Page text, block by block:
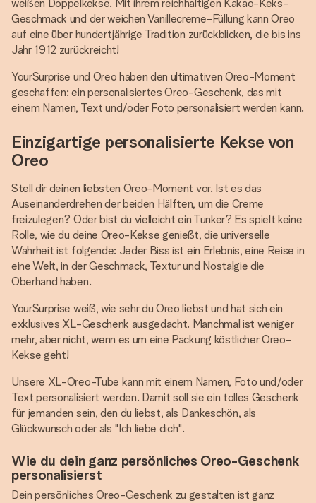
weißen Doppelkekse. Mit ihrem reichhaltigen Kakao-Keks-
Geschmack und der weichen Vanillecreme-Füllung kann Oreo
auf eine über hundertjährige Tradition zurückblicken, die bis ins
Jahr 1912 zurückreicht!
YourSurprise und Oreo haben den ultimativen Oreo-Moment
geschaffen: ein personalisiertes Oreo-Geschenk, das mit
einem Namen, Text und/oder Foto personalisiert werden kann.
Einzigartige personalisierte Kekse von
Oreo
Stell dir deinen liebsten Oreo-Moment vor. Ist es das
Auseinanderdrehen der beiden Hälften, um die Creme
freizulegen? Oder bist du vielleicht ein Tunker? Es spielt keine
Rolle, wie du deine Oreo-Kekse genießt, die universelle
Wahrheit ist folgende: Jeder Biss ist ein Erlebnis, eine Reise in
eine Welt, in der Geschmack, Textur und Nostalgie die
Oberhand haben.
YourSurprise weiß, wie sehr du Oreo liebst und hat sich ein
exklusives XL-Geschenk ausgedacht. Manchmal ist weniger
mehr, aber nicht, wenn es um eine Packung köstlicher Oreo-
Kekse geht!
Unsere XL-Oreo-Tube kann mit einem Namen, Foto und/oder
Text personalisiert werden. Damit soll sie ein tolles Geschenk
für jemanden sein, den du liebst, als Dankeschön, als
Glückwunsch oder als "Ich liebe dich".
Wie du dein ganz persönliches Oreo-Geschenk
personalisierst
Dein persönliches Oreo-Geschenk zu gestalten ist ganz